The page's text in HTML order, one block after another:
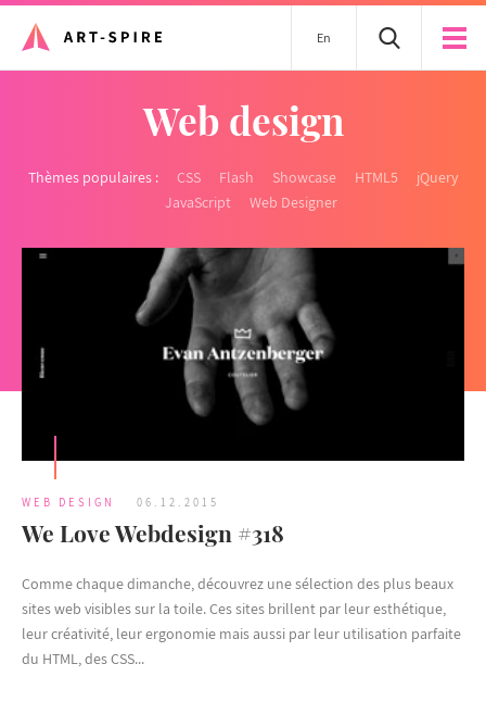
En
Web design
Thèmes populaires : CSS Flash Showcase HTML5
jQuery
JavaScript
Web Designer
WEB DESIGN 06.12.2015
We Love Webdesign #318
Comme chaque dimanche, découvrez une sélection des plus beaux
sites web visibles sur la toile. Ces sites brillent par leur esthétique,
leur créativité, leur ergonomie mais aussi par leur utilisation parfaite
du HTML, des CSS...